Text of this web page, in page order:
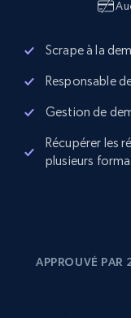
Scrape à la
Responsable
Gestion de
Récupérer les
plusieurs
APPROUVÉ